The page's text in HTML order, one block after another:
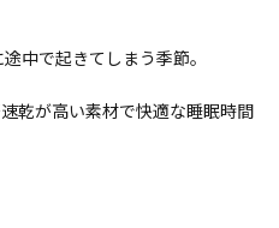
中で起きてしまう季節。
乾が高い素材で快適な睡眠時間